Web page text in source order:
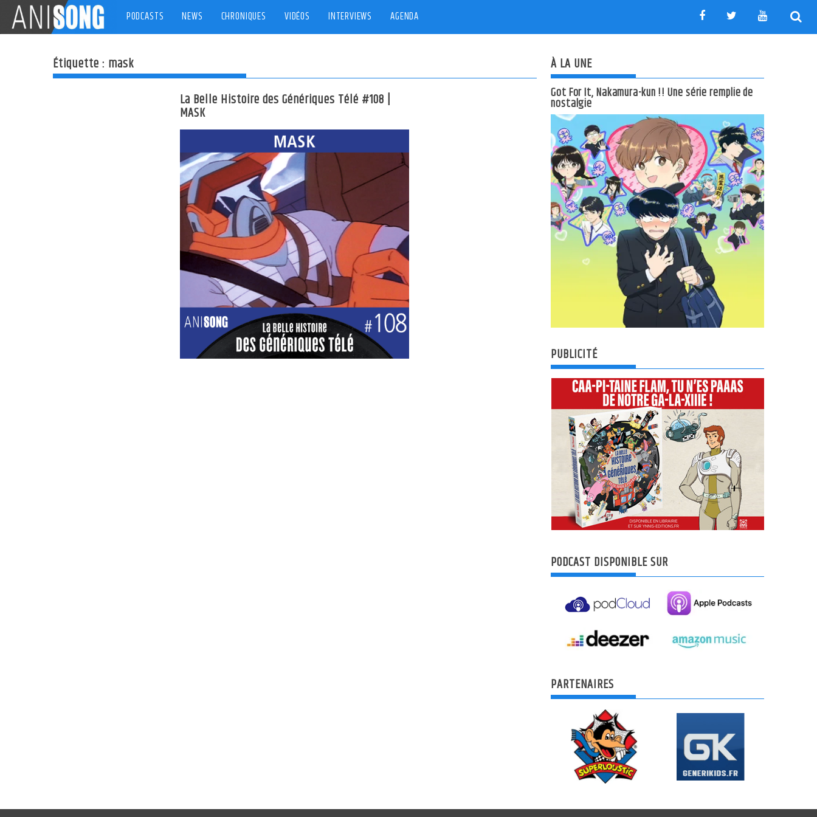
content
PODCASTS NEWS CHRONIQUES VIDÉOS INTERVIEWS AGENDA
Étiquette : mask
La Belle Histoire des Génériques Télé #108 |
MASK
À LA UNE
Got For It, Nakamura-kun !! Une série remplie de
nostalgie
PUBLICITÉ
PODCAST DISPONIBLE SUR
PARTENAIRES